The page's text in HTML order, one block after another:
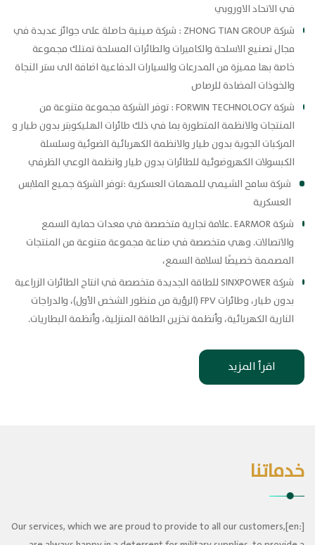
في الاتحاد الاوروبي
شركة ZHONG TIAN GROUP : شركة صينية حاصلة على جوائز عديدة في
مجال تصنيع الاسلحة والكاميرات والطائرات المسلحة تمتلك مجموعة
خاصة بها مميزة من المدرعات والسيارات الدفاعية اضافة الى ستر النجاة
والخوذات المضادة للرصاص
شركة FORWIN TECHNOLOGY : توفر الشركة مجموعة متنوعة من
المنتجات والانظمة المتطورة بما في ذلك طائرات الهليكوبتر بدون طيار و
المركبات الجوية بدون طيار والانظمة الكهربائية الضوئية وسلسلة
الكبسولات الكهروضوئية للطائرات بدون طيار وانظمة الوعي الظرفي
شركة سامح الشيمي للمهمات العسكرية :توفر الشركة جميع الملابس
العسكرية
شركة EARMOR .علامة تجارية متخصصة في معدات حماية السمع
والاتصالات. وهي متخصصة في صناعة مجموعة متنوعة من المنتجات
المصممة خصيصًا لسلامة السمع،
شركة SINXPOWER للطاقة الجديدة متخصصة في انتاج الطائرات الزراعية
بدون طيار، وطائرات FPV (الرؤية من منظور الشخص الأول)، والدراجات
النارية الكهربائية، وأنظمة تخزين الطاقة المنزلية، وأنظمة البطاريات.
اقرأ المزيد
خدماتنا
[:en]Our services, which we are proud to provide to all our customers,